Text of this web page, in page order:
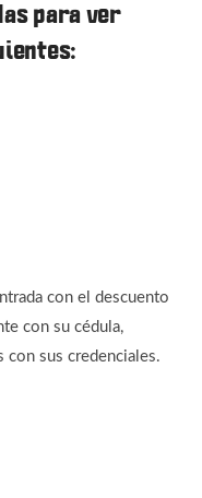
para ver
con el descuento
con su cédula,
con sus credenciales.